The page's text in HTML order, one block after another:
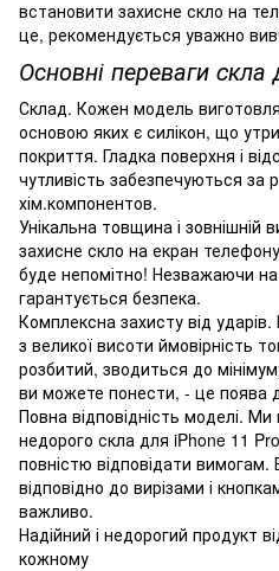
встановити захисне скло на
це, рекомендується уважно
Основні переваги
Склад. Кожен модель
основою яких є силікон, що
покриття. Гладка поверхня і
чутливість забезпечуються за
хім.компонентов.
Унікальна товщина і зовнішній
захисне скло на екран
буде непомітно! Незважаючи
гарантується безпека.
Комплексна захисту від ударів.
з великої висоти ймовірність
розбитий, зводиться до
ви можете понести, - це поява
Повна відповідність моделі.
недорого скла для iPhone 11 Pro
повністю відповідати
відповідно до вирізами і
важливо.
Надійний і недорогий продукт
кожному